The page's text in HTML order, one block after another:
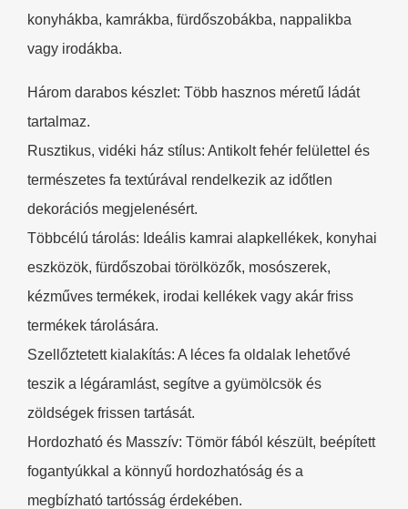
konyhákba, kamrákba, fürdőszobákba, nappalikba
vagy irodákba.
Három darabos készlet: Több hasznos méretű ládát
tartalmaz.
Rusztikus, vidéki ház stílus: Antikolt fehér felülettel és
természetes fa textúrával rendelkezik az időtlen
dekorációs megjelenésért.
Többcélú tárolás: Ideális kamrai alapkellékek, konyhai
eszközök, fürdőszobai törölközők, mosószerek,
kézműves termékek, irodai kellékek vagy akár friss
termékek tárolására.
Szellőztetett kialakítás: A léces fa oldalak lehetővé
teszik a légáramlást, segítve a gyümölcsök és
zöldségek frissen tartását.
Hordozható és Masszív:​​ Tömör fából készült, beépített
fogantyúkkal a könnyű hordozhatóság és a
megbízható tartósság érdekében.